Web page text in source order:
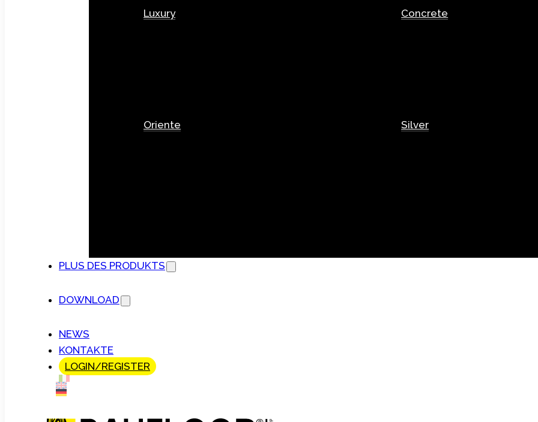
Luxury
Oriente
Concrete
Silver
PLUS DES PRODUKTS
DOWNLOAD
NEWS
KONTAKTE
LOGIN/REGISTER